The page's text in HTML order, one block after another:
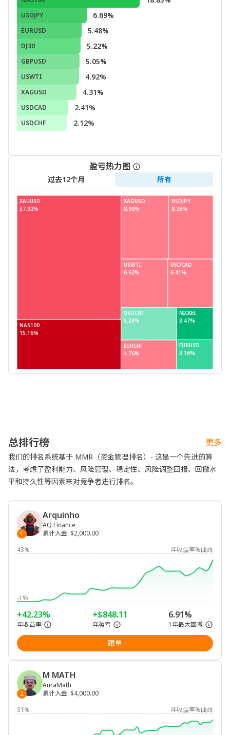
USDJPY 6.69%
EURUSD 5.48%
DJ30 5.22%
GBPUSD 5.05%
USWTI 4.92%
XAGUSD 4.31%
USDCAD 2.41%
USDCHF 2.12%
盈亏热力图
过去12个月 所有
XAUUSD
NAS100
XAGUSD USDJPY
USWTI USDCAD
USDCHF
EURCHF
NICKEL
EURUSD
37.92%
15.16%
8.90% 8.28%
6.62% 6.41%
5.33%
4.76%
3.47%
3.16%
总排行榜 更多
我们的排名系统基于 MMR（资金管理排名）- 这是一个先进的算
法，考虑了盈利能力、风险管理、稳定性、风险调整回报、回撤水
平和持久性等因素来对竞争者进行排名。
1
Arquinho
AQ Finance
累计入金: $2,000.00
43%
年收益率%曲线
-1%
+42.23%
年收益率
+$848.11
年盈亏
6.91%
1年最大回撤
跟单
2
M MATH
AuraMath
累计入金: $4,000.00
31%
年收益率%曲线